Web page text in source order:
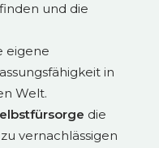
und die
eigene
in
Welt.
die
vernachlässigen